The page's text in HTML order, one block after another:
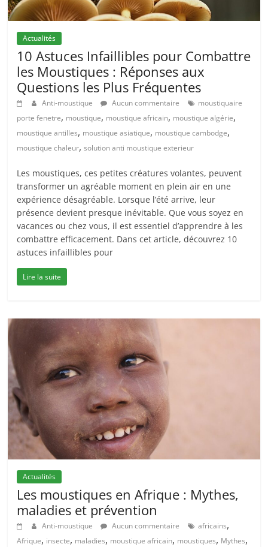
Actualités
10 Astuces Infaillibles pour Combattre
les Moustiques : Réponses aux
Questions les Plus Fréquentes
Anti-moustique Aucun commentaire
moustiquaire
porte fenetre, moustique, moustique africain, moustique algérie,
moustique antilles, moustique asiatique, moustique cambodge,
moustique chaleur,solution anti moustique exterieur
Les moustiques, ces petites créatures volantes, peuvent
transformer un agréable moment en plein air en une
expérience désagréable. Lorsque l’été arrive, leur
présence devient presque inévitable. Que vous soyez en
vacances ou chez vous, il est essentiel d’apprendre à les
combattre efficacement. Dans cet article, découvrez 10
astuces infaillibles pour
Lire la suite
Actualités
Les moustiques en Afrique : Mythes,
maladies et prévention
Anti-moustique Aucun commentaire africains,
Afrique, insecte, maladies, moustique africain, moustiques, Mythes,